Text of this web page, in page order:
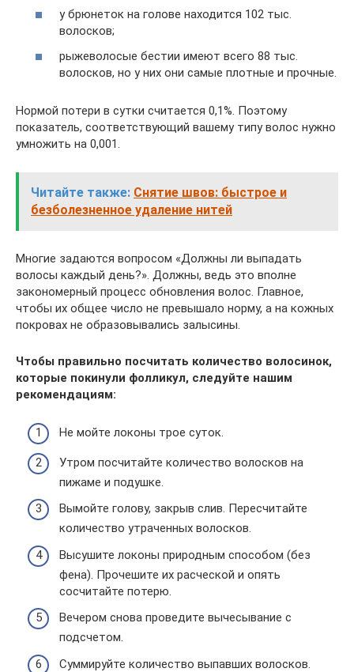
у брюнеток на голове находится 102 тыс.
волосков;
рыжеволосые бестии имеют всего 88 тыс.
волосков, но у них они самые плотные и прочные.
Нормой потери в сутки считается 0,1%. Поэтому
показатель, соответствующий вашему типу волос нужно
умножить на 0,001.
Читайте также: Снятие швов: быстрое и
безболезненное удаление нитей
Многие задаются вопросом «Должны ли выпадать
волосы каждый день?». Должны, ведь это вполне
закономерный процесс обновления волос. Главное,
чтобы их общее число не превышало норму, а на кожных
покровах не образовывались залысины.
Чтобы правильно посчитать количество волосинок,
которые покинули фолликул, следуйте нашим
рекомендациям:
Не мойте локоны трое суток.
Утром посчитайте количество волосков на
пижаме и подушке.
Вымойте голову, закрыв слив. Пересчитайте
количество утраченных волосков.
Высушите локоны природным способом (без
фена). Прочешите их расческой и опять
сосчитайте потерю.
Вечером снова проведите вычесывание с
подсчетом.
Суммируйте количество выпавших волосков.